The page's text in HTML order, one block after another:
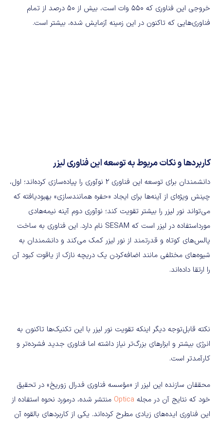
خروجی این فناوری که 550 وات است، بیش از 50 درصد از تمام
فناوری‌هایی که تاکنون در این زمینه آزمایش شده‌، بیشتر است.
کاربردها و نکات مربوط به توسعه این فناوری لیزر
دانشمندان برای توسعه این فناوری 2 نوآوری را پیاده‌سازی کرده‌اند؛ اول،
چینش ویژه‌ای از آینه‌ها برای ایجاد «حفره همانند‌سازی» بهبودیافته که
می‌تواند نور لیزر را بیشتر تقویت کند؛ نوآوری دوم آینه نیمه‌هادی
مورداستفاده در لیز‌ر است که SESAM نام دارد. این فناوری به ساخت
پالس‌های کوتاه و قدرتمند از نور لیز‌ر کمک می‌کند و دانشمندان به
شیوه‌های مختلفی مانند اضافه‌کردن یک دریچه‌ نازک از یاقوت کبود آن
را ارتقا داده‌اند.
نکته قابل‌توجه دیگر اینکه تقویت نور لیزر با این تکنیک‌ها تاکنون به
انرژی بیشتر و ابزارهای بزرگ‌تر نیاز داشته اما فناوری جدید فشرده‌تر و
کارآمدتر است.
محققان سازنده این لیزر از «مؤسسه فناوری فدرال زوریخ» در تحقیق
خود که نتایج آن در مجله Optica منتشر شده، درمورد نحوه استفاده از
این فناوری ایده‌های زیادی مطرح کرده‌اند. یکی از کاربردهای بالقوه آن